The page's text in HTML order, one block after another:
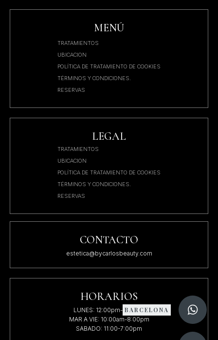
MENÚ
TRATAMIENTOS
UBICACION
POLÍTICA DE TRATAMIENTO DE COOKIES
TÉRMINOS Y CONDICIONES.
RESERVAS
LEGAL
TRATAMIENTOS
UBICACION
POLÍTICA DE TRATAMIENTO DE COOKIES
TÉRMINOS Y CONDICIONES.
RESERVAS
CONTACTO
estetica@bycarlosbeauty.com
HORARIOS
LUNES: 12:00pm-8:00pm
MAR A VIE: 10:00am-8:00pm
SABADO: 11:00-7:00pm
BARCELONA